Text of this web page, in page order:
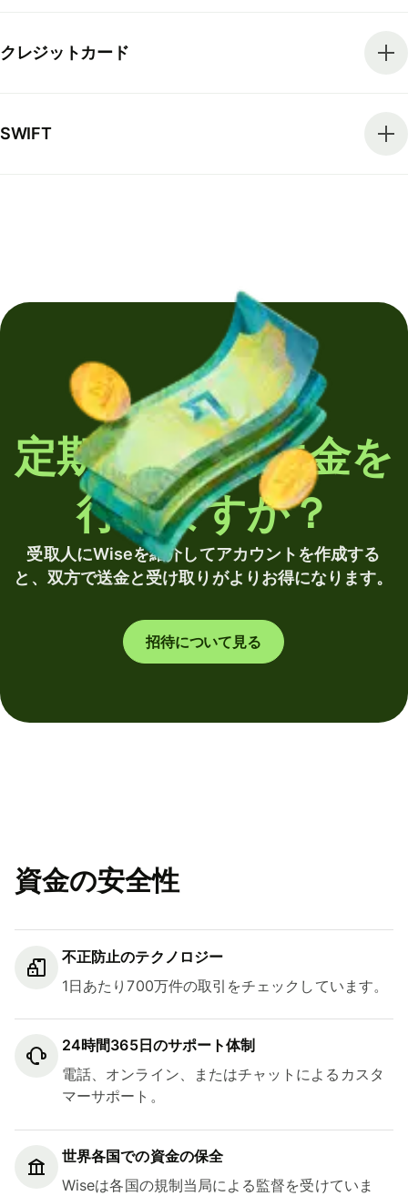
クレジットカード
SWIFT
定期的に海外送金を
行いますか？
受取人にWiseを紹介してアカウントを作成する
と、双方で送金と受け取りがよりお得になります。
招待について見る
資金の安全性
不正防止のテクノロジー
1日あたり700万件の取引をチェックしています。
24時間365日のサポート体制
電話、オンライン、またはチャットによるカスタ
マーサポート。
世界各国での資金の保全
Wiseは各国の規制当局による監督を受けていま